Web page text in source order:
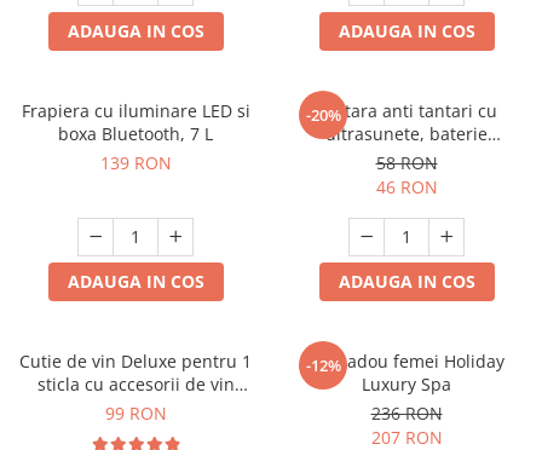
ADAUGA IN COS ADAUGA IN COS
Frapiera cu iluminare LED si
boxa Bluetooth, 7 L
139 RON
ADAUGA IN COS
-20%
Bratara anti tantari cu
ultrasunete, baterie
reincarcabila 90mAh
58 RON
46 RON
ADAUGA IN COS
Cutie de vin Deluxe pentru 1
sticla cu accesorii de vin
incluse piele ecologica de
99 RON
-12%
Set cadou femei Holiday
Luxury Spa
236 RON
207 RON